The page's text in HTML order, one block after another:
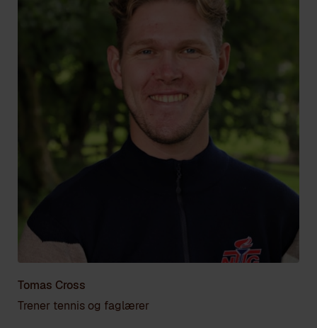
Tomas Cross
Trener tennis og faglærer